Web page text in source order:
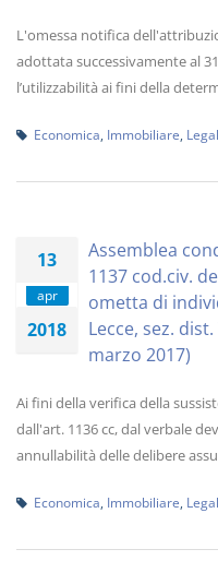
L'omessa notifica
adottata successivamente al
l’utilizzabilità ai fini della
Economica Immobiliare
13
apr
2018
Assemblea
1137 cod.civ.
ometta di
Lecce, sez.
marzo 2017)
Ai fini della verifica della
dall'art. 1136 cc, dal verbale
annullabilità delle delibere
Economica Immobiliare